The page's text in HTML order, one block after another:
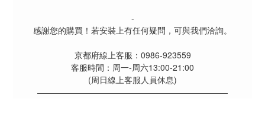
-
感謝您的購買！若安裝上有任何疑問，可與我們洽詢。
京都府線上客服：0986-923559
客服時間：周一-周六13:00-21:00
(周日線上客服人員休息)
———————————————————————